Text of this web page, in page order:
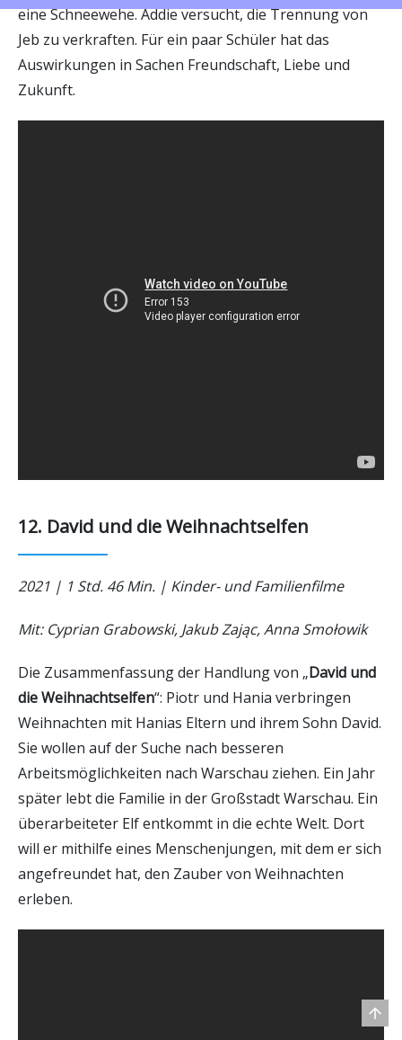
eine Schneewehe. Addie versucht, die Trennung von
Jeb zu verkraften. Für ein paar Schüler hat das
Auswirkungen in Sachen Freundschaft, Liebe und
Zukunft.
12. David und die Weihnachtselfen
2021 | 1 Std. 46 Min. | Kinder- und Familienfilme
Mit: Cyprian Grabowski, Jakub Zając, Anna Smołowik
Die Zusammenfassung der Handlung von „David und
die Weihnachtselfen“: Piotr und Hania verbringen
Weihnachten mit Hanias Eltern und ihrem Sohn David.
Sie wollen auf der Suche nach besseren
Arbeitsmöglichkeiten nach Warschau ziehen. Ein Jahr
später lebt die Familie in der Großstadt Warschau. Ein
überarbeiteter Elf entkommt in die echte Welt. Dort
will er mithilfe eines Menschenjungen, mit dem er sich
angefreundet hat, den Zauber von Weihnachten
erleben.